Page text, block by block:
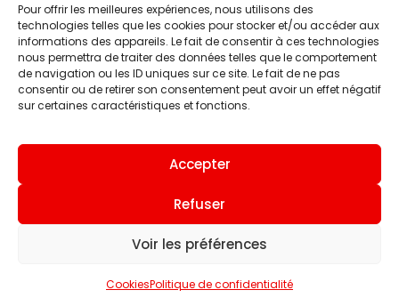
Pour offrir les meilleures expériences, nous utilisons des
technologies telles que les cookies pour stocker et/ou accéder aux
informations des appareils. Le fait de consentir à ces technologies
nous permettra de traiter des données telles que le comportement
de navigation ou les ID uniques sur ce site. Le fait de ne pas
consentir ou de retirer son consentement peut avoir un effet négatif
sur certaines caractéristiques et fonctions.
Accepter
Refuser
Voir les préférences
CookiesPolitique de confidentialité
ACTUALITÉS
CLUB
BOUTIQUE
HISTOIRE
ÉQUIPE PREMIERE
INFOS ET CONTACT